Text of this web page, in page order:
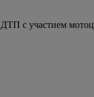
с участием